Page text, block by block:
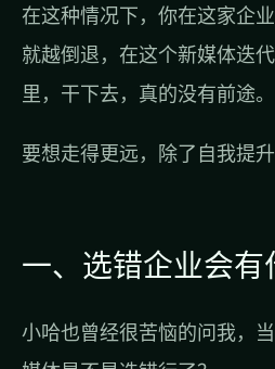
在这种情况下，你在这家企
就越倒退，在这个新媒体迭
里，干下去，真的没有前途。
要想走得更远，除了自我提
一、选错企业会有
小哈也曾经很苦恼的问我，